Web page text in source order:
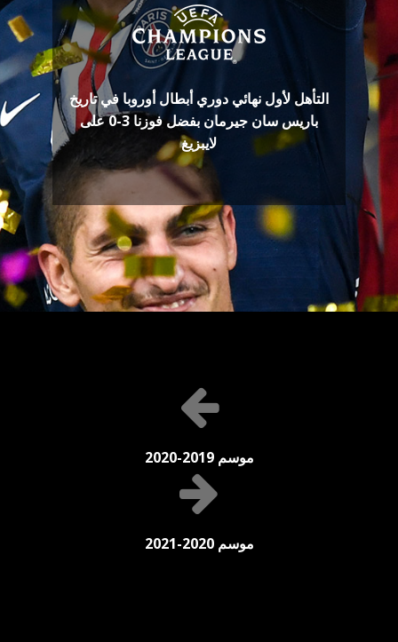
التأهل لأول نهائي دوري أبطال أوروبا في تاريخ
باريس سان جيرمان بفضل فوزنا 3-0 على
لايبزيغ
موسم 2019-2020
موسم 2020-2021